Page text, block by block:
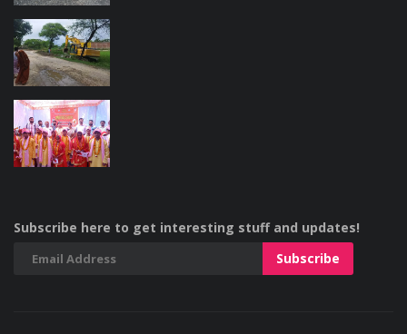
Subscribe here to get interesting stuff and updates!